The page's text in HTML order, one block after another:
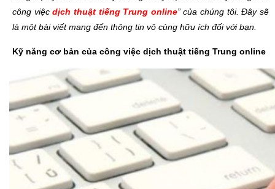
công việcdịch thuật tiếng Trung online” của chúng tôi. Đây sẽ
là một bài viết mang đến thông tin vô cùng hữu ích đối với bạn.
Kỹ năng cơ bản của công việc dịch thuật tiếng Trung online